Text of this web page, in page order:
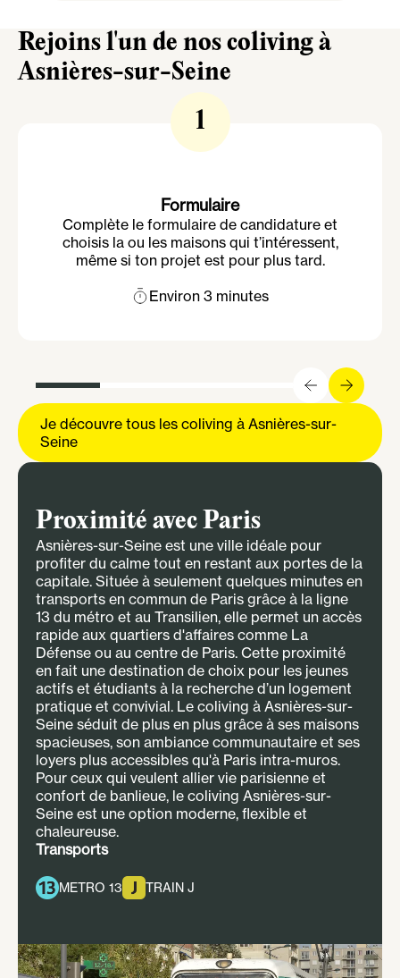
Rejoins l'un de nos coliving à
Asnières-sur-Seine
1
Formulaire
Complète le formulaire de candidature et
choisis la ou les maisons qui t’intéressent,
même si ton projet est pour plus tard.
Environ 3 minutes
Je découvre tous les coliving à Asnières-sur-
Seine
Proximité avec Paris
Asnières-sur-Seine est une ville idéale pour
profiter du calme tout en restant aux portes de la
capitale. Située à seulement quelques minutes en
transports en commun de Paris grâce à la ligne
13 du métro et au Transilien, elle permet un accès
rapide aux quartiers d'affaires comme La
Défense ou au centre de Paris. Cette proximité
en fait une destination de choix pour les jeunes
actifs et étudiants à la recherche d’un logement
pratique et convivial. Le coliving à Asnières-sur-
Seine séduit de plus en plus grâce à ses maisons
spacieuses, son ambiance communautaire et ses
loyers plus accessibles qu'à Paris intra-muros.
Pour ceux qui veulent allier vie parisienne et
confort de banlieue, le coliving Asnières-sur-
Seine est une option moderne, flexible et
chaleureuse.
Transports
METRO 13 TRAIN J